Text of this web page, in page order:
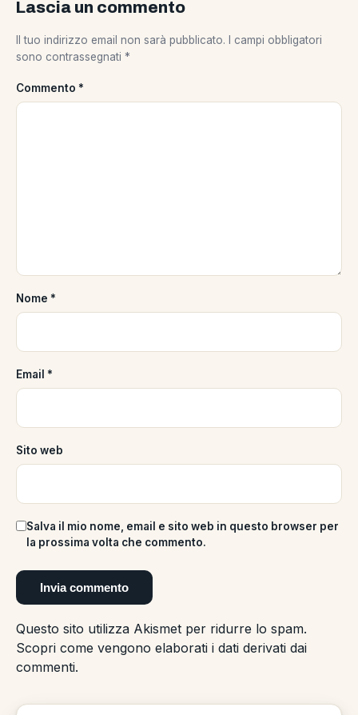
Lascia un commento
Il tuo indirizzo email non sarà pubblicato.
I campi obbligatori
sono contrassegnati *
Commento *
Nome *
Email *
Sito web
Salva il mio nome, email e sito web in questo browser per
la prossima volta che commento.
Questo sito utilizza Akismet per ridurre lo spam.
Scopri come vengono elaborati i dati derivati dai
commenti.